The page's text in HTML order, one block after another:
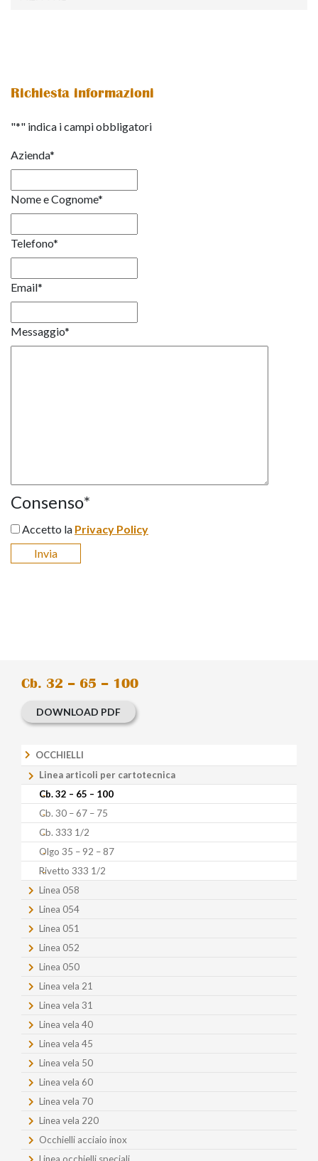
Richiesta informazioni
"*" indica i campi obbligatori
Azienda*
Nome e Cognome*
Telefono*
Email*
Messaggio*
Consenso*
Accetto la Privacy Policy
Cb. 32 – 65 – 100
DOWNLOAD PDF
OCCHIELLI
Linea articoli per cartotecnica
Cb. 32 – 65 – 100
Cb. 30 – 67 – 75
Cb. 333 1/2
Olgo 35 – 92 – 87
Rivetto 333 1/2
Linea 058
Linea 054
Linea 051
Linea 052
Linea 050
Linea vela 21
Linea vela 31
Linea vela 40
Linea vela 45
Linea vela 50
Linea vela 60
Linea vela 70
Linea vela 220
Occhielli acciaio inox